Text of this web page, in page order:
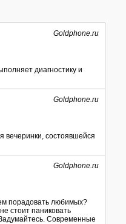
Goldphone.ru
диагностику и
Goldphone.ru
вечеринки, состоявшейся
Goldphone.ru
порадовать любимых?
стоит паниковать
Современные